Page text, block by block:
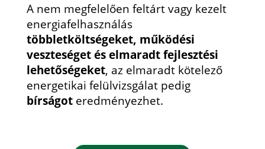
A nem megfelelően feltárt vagy kezelt
energiafelhasználás
többletköltségeket, működési
veszteséget és elmaradt fejlesztési
lehetőségeket, az elmaradt kötelező
energetikai felülvizsgálat pedig
bírságoteredményezhet.